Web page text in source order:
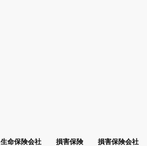
生命保険会社 損害保険 損害保険会社